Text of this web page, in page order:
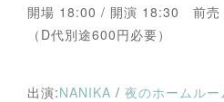
開場 18:00 / 開演 18:30 前売
（D代別途600円必要）
出演:NANIKA / 夜のホームルー